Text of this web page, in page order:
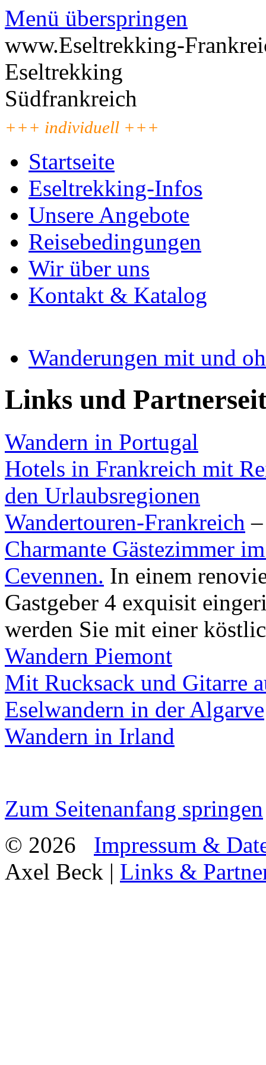
Menü überspringen
www.Eseltrekking-
Eseltrekking
Südfrankreich
+++ individuell +++
Startseite
Eseltrekking-Infos
Unsere Angebote
Reisebedingungen
Wir über uns
Kontakt & Katalog
Wanderungen mit und
Links und
Wandern in Portugal
Hotels in Frankreich mit
den Urlaubsregionen
Wandertouren-Frankreich
Charmante Gästezimmer
Cevennen. In einem
Gastgeber 4 exquisit
werden Sie mit einer
Wandern Piemont
Mit Rucksack und Gitarre
Eselwandern in der Algarve
Wandern in Irland
Zum Seitenanfang springen
© 2026 Impressum &
Axel Beck | Links &